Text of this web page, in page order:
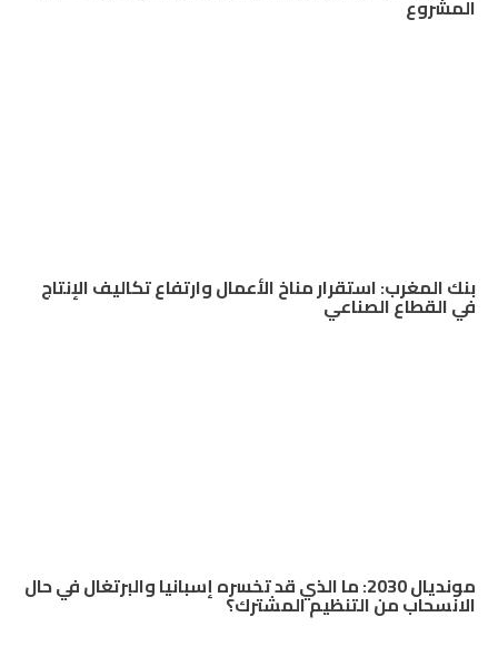
المشروع
بنك المغرب: استقرار مناخ الأعمال وارتفاع تكاليف الإنتاج
في القطاع الصناعي
مونديال 2030: ما الذي قد تخسره إسبانيا والبرتغال في حال
الانسحاب من التنظيم المشترك؟